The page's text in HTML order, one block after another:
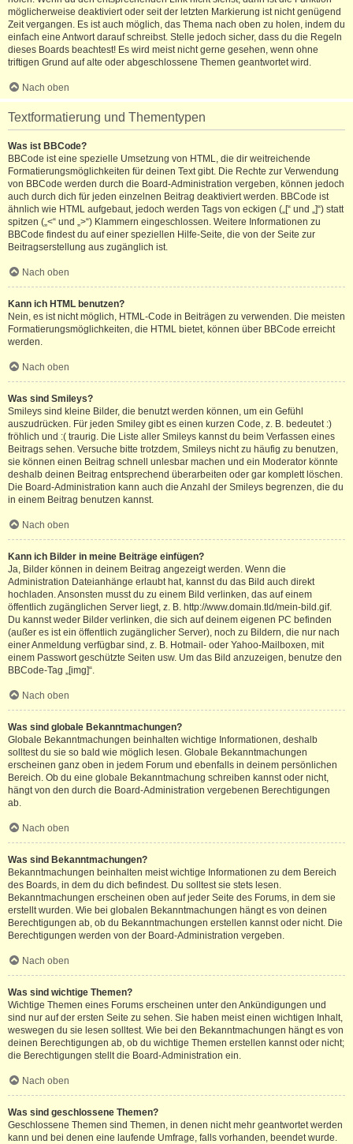
möglicherweise deaktiviert oder seit der letzten Markierung ist nicht genügend
Zeit vergangen. Es ist auch möglich, das Thema nach oben zu holen, indem du
einfach eine Antwort darauf schreibst. Stelle jedoch sicher, dass du die Regeln
dieses Boards beachtest! Es wird meist nicht gerne gesehen, wenn ohne
triftigen Grund auf alte oder abgeschlossene Themen geantwortet wird.
Nach oben
Textformatierung und Thementypen
Was ist BBCode?
BBCode ist eine spezielle Umsetzung von HTML, die dir weitreichende
Formatierungsmöglichkeiten für deinen Text gibt. Die Rechte zur Verwendung
von BBCode werden durch die Board-Administration vergeben, können jedoch
auch durch dich für jeden einzelnen Beitrag deaktiviert werden. BBCode ist
ähnlich wie HTML aufgebaut, jedoch werden Tags von eckigen („[“ und „]“) statt
spitzen („<“ und „>“) Klammern eingeschlossen. Weitere Informationen zu
BBCode findest du auf einer speziellen Hilfe-Seite, die von der Seite zur
Beitragserstellung aus zugänglich ist.
Nach oben
Kann ich HTML benutzen?
Nein, es ist nicht möglich, HTML-Code in Beiträgen zu verwenden. Die meisten
Formatierungsmöglichkeiten, die HTML bietet, können über BBCode erreicht
werden.
Nach oben
Was sind Smileys?
Smileys sind kleine Bilder, die benutzt werden können, um ein Gefühl
auszudrücken. Für jeden Smiley gibt es einen kurzen Code, z. B. bedeutet :)
fröhlich und :( traurig. Die Liste aller Smileys kannst du beim Verfassen eines
Beitrags sehen. Versuche bitte trotzdem, Smileys nicht zu häufig zu benutzen,
sie können einen Beitrag schnell unlesbar machen und ein Moderator könnte
deshalb deinen Beitrag entsprechend überarbeiten oder gar komplett löschen.
Die Board-Administration kann auch die Anzahl der Smileys begrenzen, die du
in einem Beitrag benutzen kannst.
Nach oben
Kann ich Bilder in meine Beiträge einfügen?
Ja, Bilder können in deinem Beitrag angezeigt werden. Wenn die
Administration Dateianhänge erlaubt hat, kannst du das Bild auch direkt
hochladen. Ansonsten musst du zu einem Bild verlinken, das auf einem
öffentlich zugänglichen Server liegt, z. B. http://www.domain.tld/mein-bild.gif.
Du kannst weder Bilder verlinken, die sich auf deinem eigenen PC befinden
(außer es ist ein öffentlich zugänglicher Server), noch zu Bildern, die nur nach
einer Anmeldung verfügbar sind, z. B. Hotmail- oder Yahoo-Mailboxen, mit
einem Passwort geschützte Seiten usw. Um das Bild anzuzeigen, benutze den
BBCode-Tag „[img]“.
Nach oben
Was sind globale Bekanntmachungen?
Globale Bekanntmachungen beinhalten wichtige Informationen, deshalb
solltest du sie so bald wie möglich lesen. Globale Bekanntmachungen
erscheinen ganz oben in jedem Forum und ebenfalls in deinem persönlichen
Bereich. Ob du eine globale Bekanntmachung schreiben kannst oder nicht,
hängt von den durch die Board-Administration vergebenen Berechtigungen
ab.
Nach oben
Was sind Bekanntmachungen?
Bekanntmachungen beinhalten meist wichtige Informationen zu dem Bereich
des Boards, in dem du dich befindest. Du solltest sie stets lesen.
Bekanntmachungen erscheinen oben auf jeder Seite des Forums, in dem sie
erstellt wurden. Wie bei globalen Bekanntmachungen hängt es von deinen
Berechtigungen ab, ob du Bekanntmachungen erstellen kannst oder nicht. Die
Berechtigungen werden von der Board-Administration vergeben.
Nach oben
Was sind wichtige Themen?
Wichtige Themen eines Forums erscheinen unter den Ankündigungen und
sind nur auf der ersten Seite zu sehen. Sie haben meist einen wichtigen Inhalt,
weswegen du sie lesen solltest. Wie bei den Bekanntmachungen hängt es von
deinen Berechtigungen ab, ob du wichtige Themen erstellen kannst oder nicht;
die Berechtigungen stellt die Board-Administration ein.
Nach oben
Was sind geschlossene Themen?
Geschlossene Themen sind Themen, in denen nicht mehr geantwortet werden
kann und bei denen eine laufende Umfrage, falls vorhanden, beendet wurde.